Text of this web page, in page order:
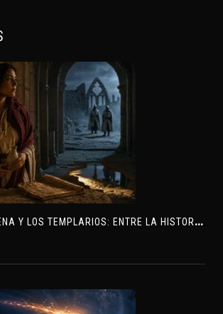
M
ARÍA MAGDALENA Y LOS TEMPLARIOS: ENTRE LA HISTORIA Y EL MISTERIO